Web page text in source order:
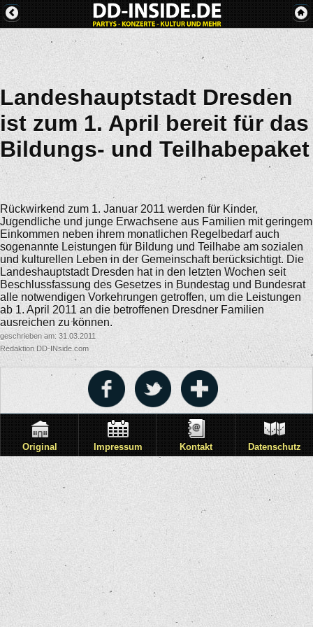
Landeshauptstadt Dresden
ist zum 1. April bereit für das
Bildungs- und Teilhabepaket
Rückwirkend zum 1. Januar 2011 werden für Kinder,
Jugendliche und junge Erwachsene aus Familien mit geringem
Einkommen neben ihrem monatlichen Regelbedarf auch
sogenannte Leistungen für Bildung und Teilhabe am sozialen
und kulturellen Leben in der Gemeinschaft berücksichtigt. Die
Landeshauptstadt Dresden hat in den letzten Wochen seit
Beschlussfassung des Gesetzes in Bundestag und Bundesrat
alle notwendigen Vorkehrungen getroffen, um die Leistungen
ab 1. April 2011 an die betroffenen Dresdner Familien
ausreichen zu können.
geschrieben am: 31.03.2011
Redaktion DD-INside.com
Original Impressum Kontakt Datenschutz